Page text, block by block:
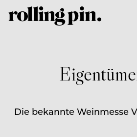
Die bekannte Weinmesse